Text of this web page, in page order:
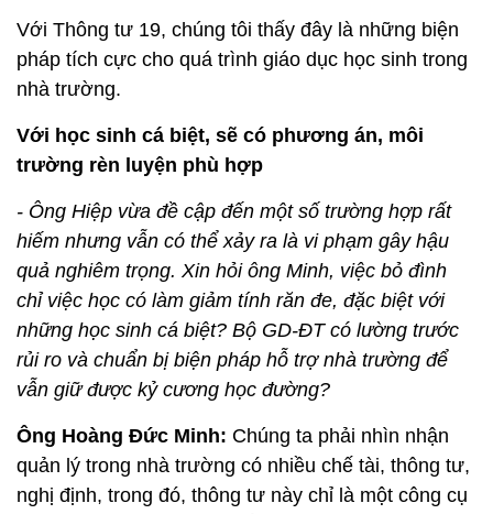
Với Thông tư 19, chúng tôi thấy đây là những biện
pháp tích cực cho quá trình giáo dục học sinh trong
nhà trường.
Với học sinh cá biệt, sẽ có phương án, môi
trường rèn luyện phù hợp
- Ông Hiệp vừa đề cập đến một số trường hợp rất
hiếm nhưng vẫn có thể xảy ra là vi phạm gây hậu
quả nghiêm trọng. Xin hỏi ông Minh, việc bỏ đình
chỉ việc học có làm giảm tính răn đe, đặc biệt với
những học sinh cá biệt? Bộ GD-ĐT có lường trước
rủi ro và chuẩn bị biện pháp hỗ trợ nhà trường để
vẫn giữ được kỷ cương học đường?
Ông Hoàng Đức Minh: Chúng ta phải nhìn nhận
quản lý trong nhà trường có nhiều chế tài, thông tư,
nghị định, trong đó, thông tư này chỉ là một công cụ